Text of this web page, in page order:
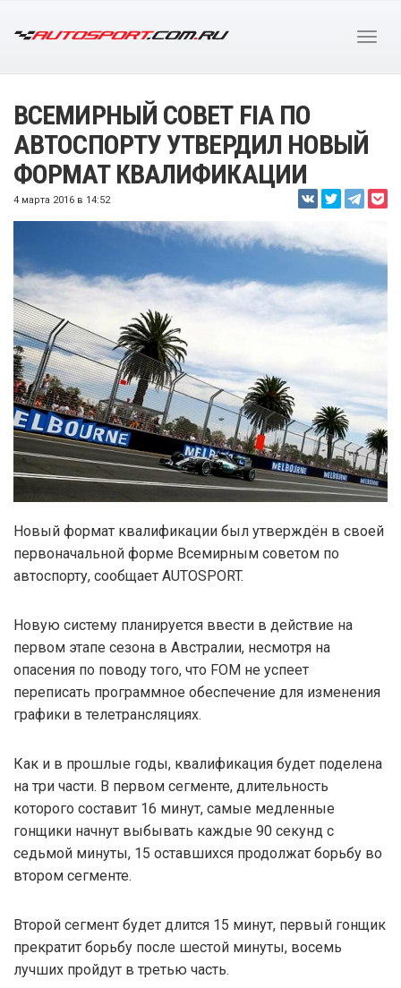
ВСЕМИРНЫЙ СОВЕТ FIA ПО
АВТОСПОРТУ УТВЕРДИЛ НОВЫЙ
ФОРМАТ КВАЛИФИКАЦИИ
4 марта 2016 в 14:52
Новый формат квалификации был утверждён в своей
первоначальной форме Всемирным советом по
автоспорту, сообщает AUTOSPORT.
Новую систему планируется ввести в действие на
первом этапе сезона в Австралии, несмотря на
опасения по поводу того, что FOM не успеет
переписать программное обеспечение для изменения
графики в телетрансляциях.
Как и в прошлые годы, квалификация будет поделена
на три части. В первом сегменте, длительность
которого составит 16 минут, самые медленные
гонщики начнут выбывать каждые 90 секунд с
седьмой минуты, 15 оставшихся продолжат борьбу во
втором сегменте.
Второй сегмент будет длится 15 минут, первый гонщик
прекратит борьбу после шестой минуты, восемь
лучших пройдут в третью часть.